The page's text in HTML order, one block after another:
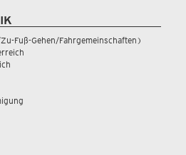
Fuß-Gehen/Fahrgemeinschaften)